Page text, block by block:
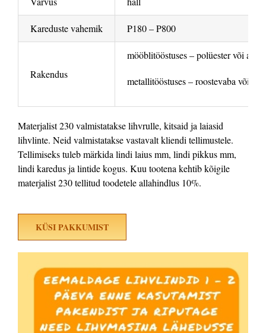
Kareduste vahemik P180 – P800
Rakendus
mööblitööstuses – polüester või
metallitööstuses – roostevaba või
Materjalist 230 valmistatakse lihvrulle, kitsaid ja laiasid
lihvlinte. Neid valmistatakse vastavalt kliendi tellimustele.
Tellimiseks tuleb märkida lindi laius mm, lindi pikkus mm,
lindi karedus ja lintide kogus. Kuu tootena kehtib kõigile
materjalist 230 tellitud toodetele allahindlus 10%.
KÜSI PAKKUMIST